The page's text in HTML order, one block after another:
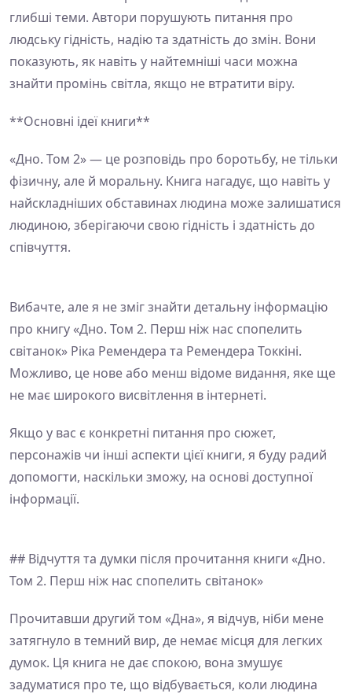
глибші теми. Автори порушують питання про
людську гідність, надію та здатність до змін. Вони
показують, як навіть у найтемніші часи можна
знайти промінь світла, якщо не втратити віру.
**Основні ідеї книги**
«Дно. Том 2» — це розповідь про боротьбу, не тільки
фізичну, але й моральну. Книга нагадує, що навіть у
найскладніших обставинах людина може залишатися
людиною, зберігаючи свою гідність і здатність до
співчуття.
Вибачте, але я не зміг знайти детальну інформацію
про книгу «Дно. Том 2. Перш ніж нас спопелить
світанок» Ріка Ремендера та Ремендера Токкіні.
Можливо, це нове або менш відоме видання, яке ще
не має широкого висвітлення в інтернеті.
Якщо у вас є конкретні питання про сюжет,
персонажів чи інші аспекти цієї книги, я буду радий
допомогти, наскільки зможу, на основі доступної
інформації.
## Відчуття та думки після прочитання книги «Дно.
Том 2. Перш ніж нас спопелить світанок»
Прочитавши другий том «Дна», я відчув, ніби мене
затягнуло в темний вир, де немає місця для легких
думок. Ця книга не дає спокою, вона змушує
задуматися про те, що відбувається, коли людина